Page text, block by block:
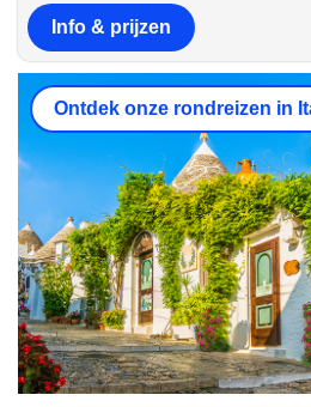
Info & prijzen
Ontdek onze rondreizen in